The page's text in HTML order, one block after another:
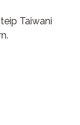
Taiwani